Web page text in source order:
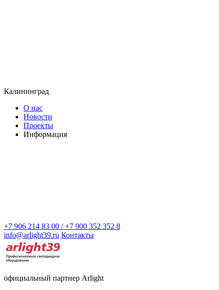
Калининград
О нас
Новости
Проекты
Информация
+7 906 214 83 00 / +7 900 352 352 8
info@arlight39.ru Контакты
официальный партнер Arlight